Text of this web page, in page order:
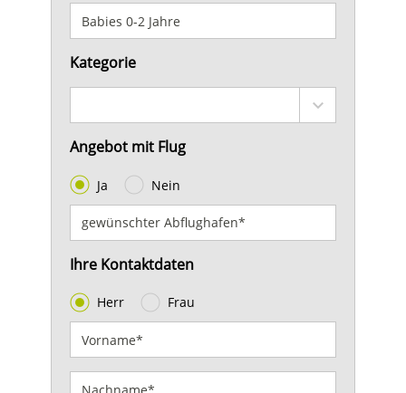
Kategorie
Angebot mit Flug
Ja Nein
Ihre Kontaktdaten
Herr Frau